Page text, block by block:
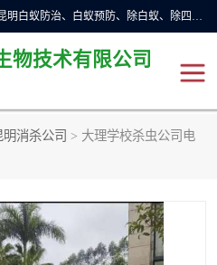
云南亿之豪生物技术有限公司是一家昆明白蚁防治、白蚁预防、除白蚁、除四害、灭蟑螂、消毒等业务的公司，公司致力于诚信经营、科技良好、讲究信誉、造福社会的理念，坚持走技术化、服务统一化,竭诚以优良的施工质量、主动的跟进服务、的管理经验，以诚信取于社会，立足于社会。
物技术有限公司
明消杀公司 > 大理学校杀虫公司电